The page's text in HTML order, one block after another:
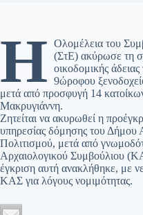
Η Ολομέλεια του
(ΣτΕ) ακύρωσε τη
οικοδομικής
9ώροφου
μετά από προσφυγή 14
Μακρυγιάννη.
Ζητείται να ακυρωθεί η
υπηρεσίας δόμησης του Δήμου
Πολιτισμού, μετά από
Αρχαιολογικού Συμβούλιου
έγκριση αυτή ανακλήθηκε, με
ΚΑΣ για λόγους νομιμότητας.